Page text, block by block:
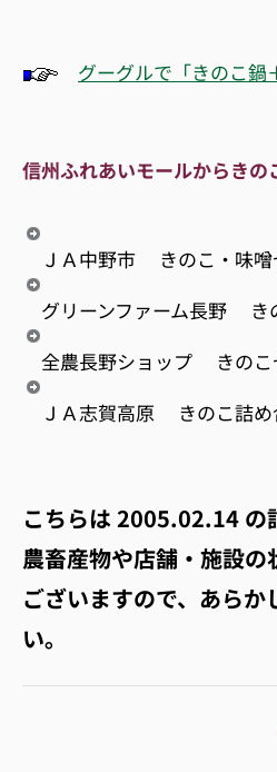
グーグルで「きのこ鍋
信州ふれあいモールからきの
ＪＡ中野市 きのこ・味
グリーンファーム長野 き
全農長野ショップ きの
ＪＡ志賀高原 きのこ詰
こちらは2005.02.14 の
農畜産物や店舗・施設の
ございますので、あらか
い。